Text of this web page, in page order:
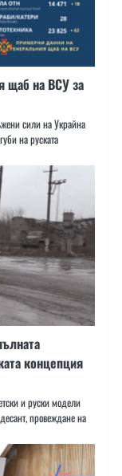
щаб на ВСУ за
сили на Украйна
на руската
концепция
и руски модели
провеждане на